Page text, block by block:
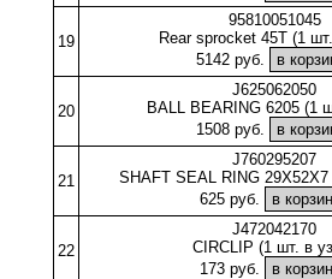
19
95810051045
Rear sprocket 45T (1
5142 руб.
20
J625062050
BALL BEARING 6205 (1
1508 руб.
21
J760295207
SHAFT SEAL RING
625 руб.
22
J472042170
CIRCLIP (1 шт. в
173 руб.